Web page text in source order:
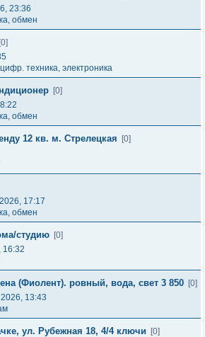
23:36
обмен
[0]
техника, электроника
[0]
обмен
12 кв. м. Стрелецкая
[0]
17:17
обмен
студию [0]
16:32
(Фиолент). ровный, вода, свет 3 850 [0]
2026, 13:43
ул. Рубежная 18, 4/4 ключи
[0]